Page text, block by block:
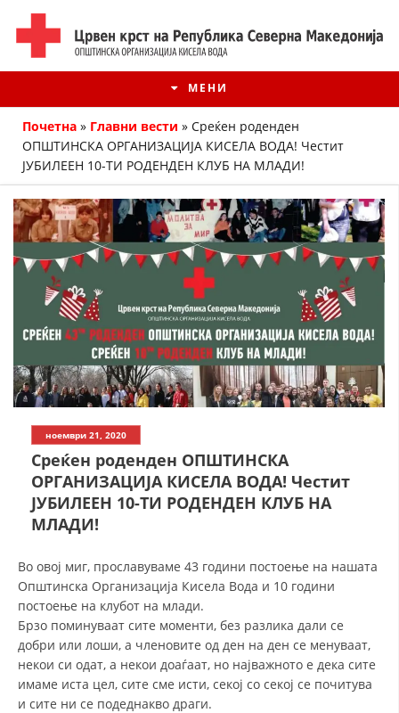
МЕНИ
ИСТОРИЈАТ НА ЦКРМ
ИСТОРИЈАТ НА ДВИЖЕЊЕТО
СТРУКТУРА НА ОРГАНИЗАЦИЈАТА
ЧЛЕНСТВО ВО ПРОФЕСИОНАЛНИ ТЕЛА
СТАТУТ НА ЦКРМ
ОРГАНИЗАЦИЈА И РАЗВОЈ
Почетна » Главни вести » Среќен роденден
ОПШТИНСКА ОРГАНИЗАЦИЈА КИСЕЛА ВОДА! Честит
ЈУБИЛЕЕН 10-ТИ РОДЕНДЕН КЛУБ НА МЛАДИ!
ноември 21, 2020
Среќен роденден ОПШТИНСКА
ОРГАНИЗАЦИЈА КИСЕЛА ВОДА! Честит
ЈУБИЛЕЕН 10-ТИ РОДЕНДЕН КЛУБ НА
МЛАДИ!
Во овој миг, прославуваме 43 години постоење на нашата
Општинска Организација Кисела Вода и 10 години
постоење на клубот на млади.
Брзо поминуваат сите моменти, без разлика дали се
добри или лоши, а членовите од ден на ден се менуваат,
некои си одат, а некои доаѓаат, но најважното е дека сите
имаме иста цел, сите сме исти, секој со секој се почитува
и сите ни се подеднакво драги.